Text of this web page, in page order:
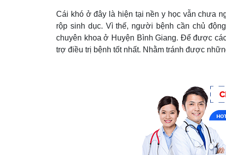
Cái khó ở đây là hiện tại nền y học vẫn chưa
rộp sinh dục. Vì thế, người bệnh cần chủ
chuyên khoa ở Huyện Bình Giang. Để được
trợ điều trị bệnh tốt nhất. Nhằm tránh được